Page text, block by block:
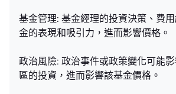
基金管理: 基金經理的投資決策、費
金的表現和吸引力，進而影響價格。
政治風險: 政治事件或政策變化可能
區的投資，進而影響該基金價格。